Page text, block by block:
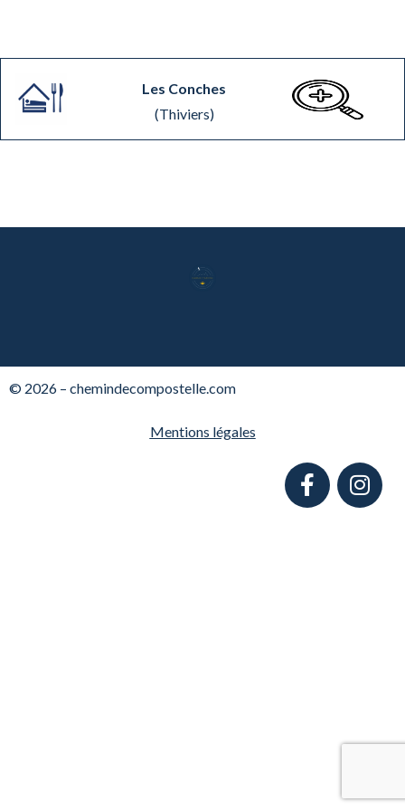
Les Conches
(Thiviers)
© 2026 – chemindecompostelle.com
Mentions légales